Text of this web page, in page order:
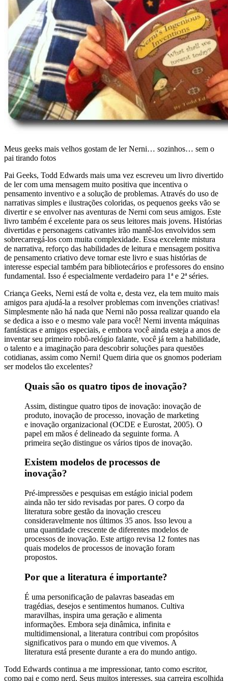
Meus geeks mais velhos gostam de ler Nerni… sozinhos… sem o
pai tirando fotos
Pai Geeks, Todd Edwards mais uma vez escreveu um livro divertido
de ler com uma mensagem muito positiva que incentiva o
pensamento inventivo e a solução de problemas. Através do uso de
narrativas simples e ilustrações coloridas, os pequenos geeks vão se
divertir e se envolver nas aventuras de Nerni com seus amigos. Este
livro também é excelente para os seus leitores mais jovens. Histórias
divertidas e personagens cativantes irão mantê-los envolvidos sem
sobrecarregá-los com muita complexidade. Essa excelente mistura
de narrativa, reforço das habilidades de leitura e mensagem positiva
de pensamento criativo deve tornar este livro e suas histórias de
interesse especial também para bibliotecários e professores do ensino
fundamental. Isso é especialmente verdadeiro para 1ª e 2ª séries.
Criança Geeks, Nerni está de volta e, desta vez, ela tem muito mais
amigos para ajudá-la a resolver problemas com invenções criativas!
Simplesmente não há nada que Nerni não possa realizar quando ela
se dedica a isso e o mesmo vale para você! Nerni inventa máquinas
fantásticas e amigos especiais, e embora você ainda esteja a anos de
inventar seu primeiro robô-relógio falante, você já tem a habilidade,
o talento e a imaginação para descobrir soluções para questões
cotidianas, assim como Nerni! Quem diria que os gnomos poderiam
ser modelos tão excelentes?
Quais são os quatro tipos de inovação?
Assim, distingue quatro tipos de inovação: inovação de
produto, inovação de processo, inovação de marketing
e inovação organizacional (OCDE e Eurostat, 2005). O
papel em mãos é delineado da seguinte forma. A
primeira seção distingue os vários tipos de inovação.
Existem modelos de processos de
inovação?
Pré-impressões e pesquisas em estágio inicial podem
ainda não ter sido revisadas por pares. O corpo da
literatura sobre gestão da inovação cresceu
consideravelmente nos últimos 35 anos. Isso levou a
uma quantidade crescente de diferentes modelos de
processos de inovação. Este artigo revisa 12 fontes nas
quais modelos de processos de inovação foram
propostos.
Por que a literatura é importante?
É uma personificação de palavras baseadas em
tragédias, desejos e sentimentos humanos. Cultiva
maravilhas, inspira uma geração e alimenta
informações. Embora seja dinâmica, infinita e
multidimensional, a literatura contribui com propósitos
significativos para o mundo em que vivemos. A
literatura está presente durante a era do mundo antigo.
Todd Edwards continua a me impressionar, tanto como escritor,
como pai e como nerd. Seus muitos interesses, sua carreira escolhida